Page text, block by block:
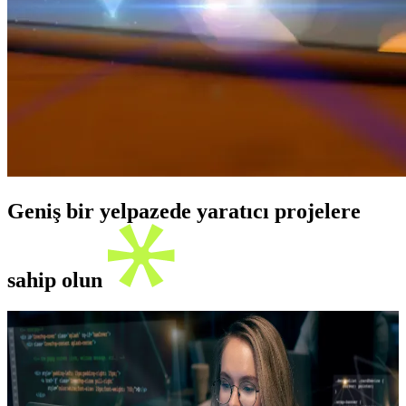
Geniş bir yelpazede yaratıcı projelere
sahip olun